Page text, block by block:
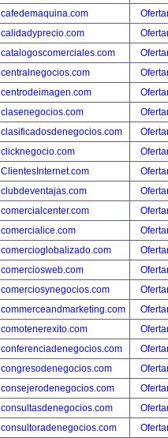
cafedemaquina.com
calidadyprecio.com
catalogoscomerciales.com
centralnegocios.com
centrodeimagen.com
clasenegocios.com
clasificadosdenegocios.com
clicknegocio.com
ClientesInternet.com
clubdeventajas.com
comercialcenter.com
comercialice.com
comercioglobalizado.com
comerciosweb.com
comerciosynegocios.com
commerceandmarketing.com
comotenerexito.com
conferenciadenegocios.com
congresodenegocios.com
consejerodenegocios.com
consultasdenegocios.com
consultoradenegocios.com